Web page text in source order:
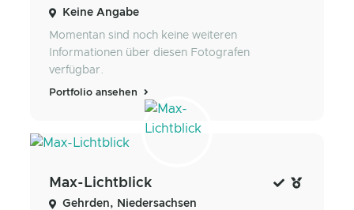
Keine Angabe
Momentan sind noch keine weiteren
Informationen über diesen Fotografen
verfügbar.
Portfolio ansehen
Max-Lichtblick
Gehrden, Niedersachsen